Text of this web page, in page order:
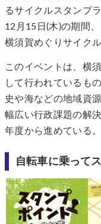
るサイクルスタンプ
12月15日(木)の期間
横須賀めぐりサイク
このイベントは、横
して行われているも
史や海などの地域資
幅広い行政課題の解
年度から進めている。
自転車に乗って